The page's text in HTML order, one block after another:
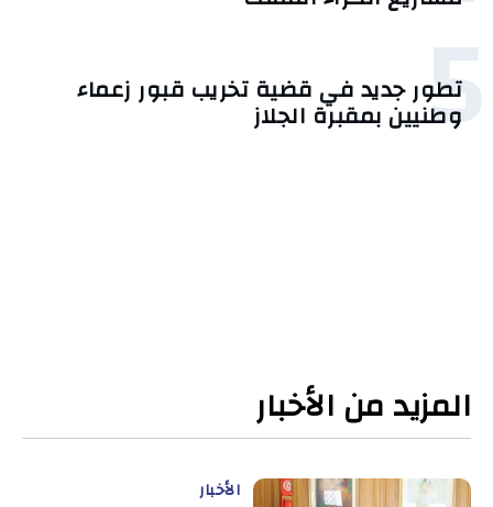
5
تطور جديد في قضية تخريب قبور زعماء
وطنيين بمقبرة الجلاز
المزيد من الأخبار
الأخبار